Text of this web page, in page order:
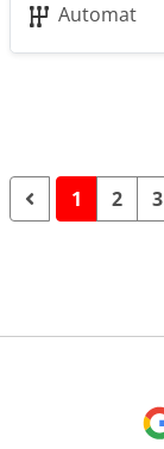
Automat
1 2 3